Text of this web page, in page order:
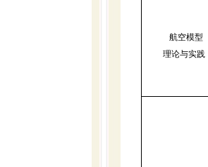
航空模型
理论与实践